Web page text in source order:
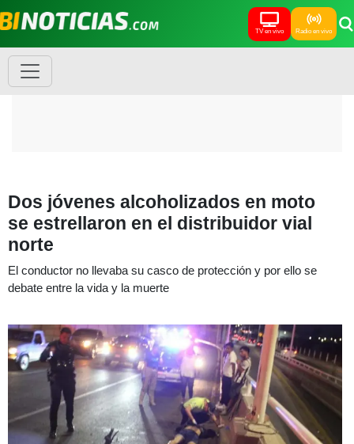
TV en vivo Radio en vivo
Dos jóvenes alcoholizados en moto
se estrellaron en el distribuidor vial
norte
El conductor no llevaba su casco de protección y por ello se
debate entre la vida y la muerte